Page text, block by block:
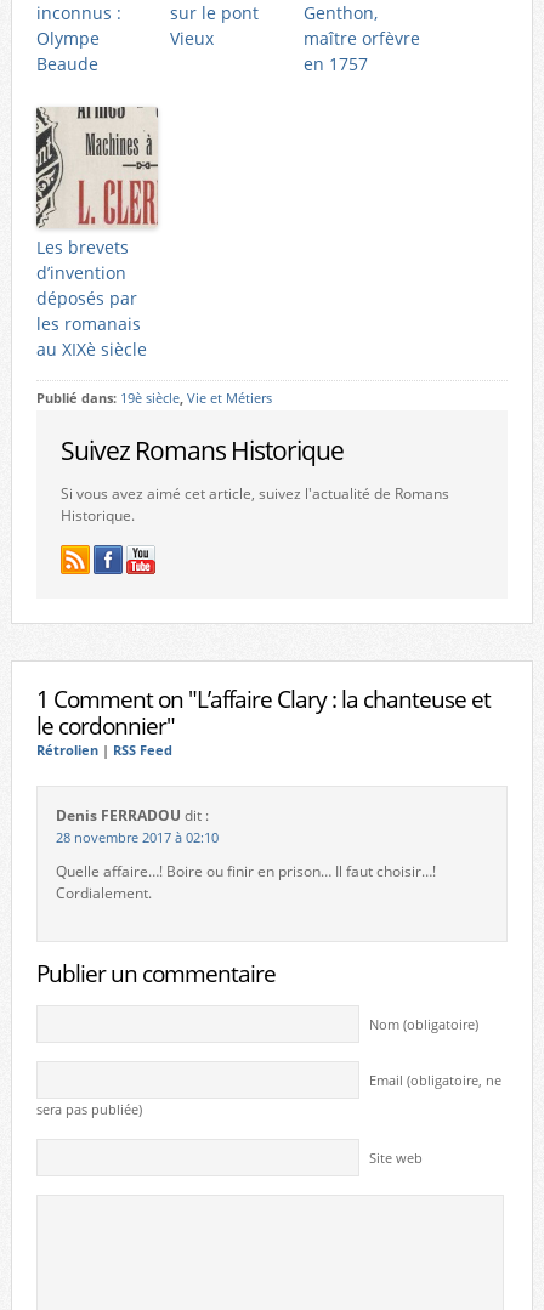
inconnus :
Olympe
Beaude
sur le pont
Vieux
Genthon,
maître orfèvre
en 1757
Les brevets
d’invention
déposés par
les romanais
au XIXè siècle
Publié dans: 19è siècle, Vie et Métiers
Suivez Romans Historique
Si vous avez aimé cet article, suivez l'actualité de Romans
Historique.
1 Comment on "L’affaire Clary : la chanteuse et
le cordonnier"
Rétrolien| RSS Feed
Denis FERRADOU dit :
28 novembre 2017 à 02:10
Quelle affaire…! Boire ou finir en prison… Il faut choisir…!
Cordialement.
Publier un commentaire
Nom (obligatoire)
Email (obligatoire, ne
sera pas publiée)
Site web